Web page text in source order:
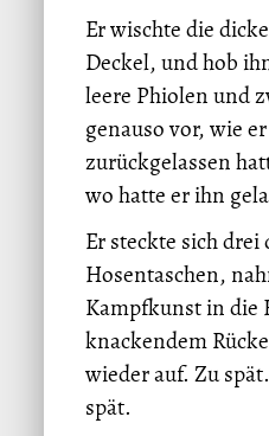
Er wischte die
Deckel, und hob
leere Phiolen und
genauso vor, wie
zurückgelassen
wo hatte er ihn
Er steckte sich
Hosentaschen,
Kampfkunst in die
knackendem
wieder auf. Zu
spät.